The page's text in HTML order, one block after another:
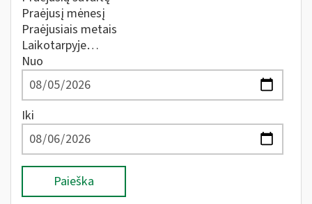
Praėjusį mėnesį
Praėjusiais metais
Laikotarpyje…
Nuo
Iki
Paieška